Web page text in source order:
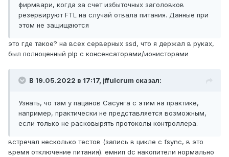
фирмвари, когда за счет избыточных заголовков
резервируют FTL на случай отвала питания. Данные при
этом не защищаются
это где такое? на всех серверных ssd, что я держал в руках,
был полноценный plp с консенсаторами/ионисторами
В 19.05.2022 в 17:17, jffulcrum сказал:
Узнать, чо там у пацанов Сасунга с этим на практике,
например, практически не представляется возможным,
если только не расковырять протоколы контроллера.
встречал несколько тестов (запись в цикле с fsync, в это
время отключение питания). емнип dc накопители нормально